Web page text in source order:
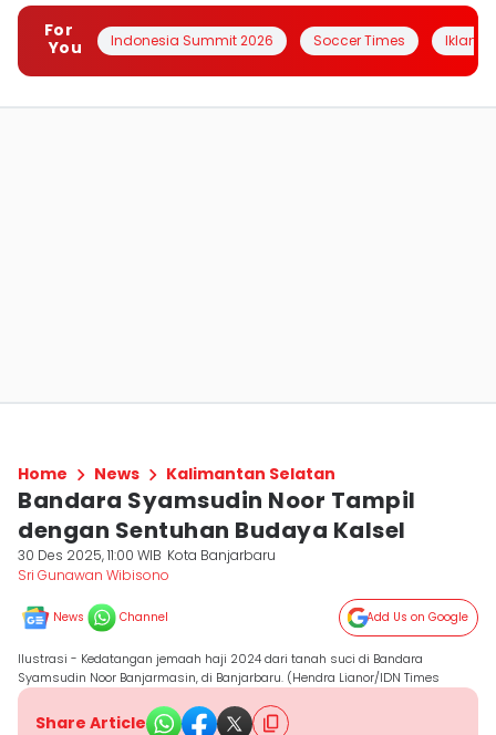
For
You
Indonesia Summit 2026 Soccer Times Iklanin
Home News Kalimantan Selatan
Bandara Syamsudin Noor Tampil
dengan Sentuhan Budaya Kalsel
30 Des 2025, 11:00 WIB Kota Banjarbaru
Sri Gunawan Wibisono
News Channel Add Us on Google
Ilustrasi - Kedatangan jemaah haji 2024 dari tanah suci di Bandara
Syamsudin Noor Banjarmasin, di Banjarbaru. (Hendra Lianor/IDN Times
Share Article